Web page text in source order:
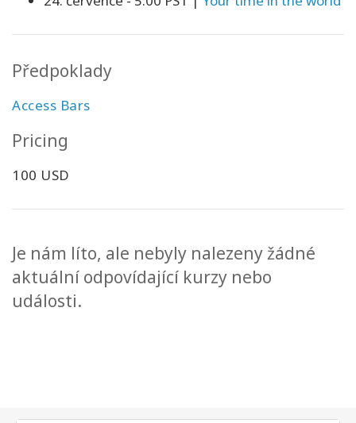
Předpoklady
Access Bars
Pricing
100 USD
Je nám líto, ale nebyly nalezeny žádné
aktuální odpovídající kurzy nebo
události.